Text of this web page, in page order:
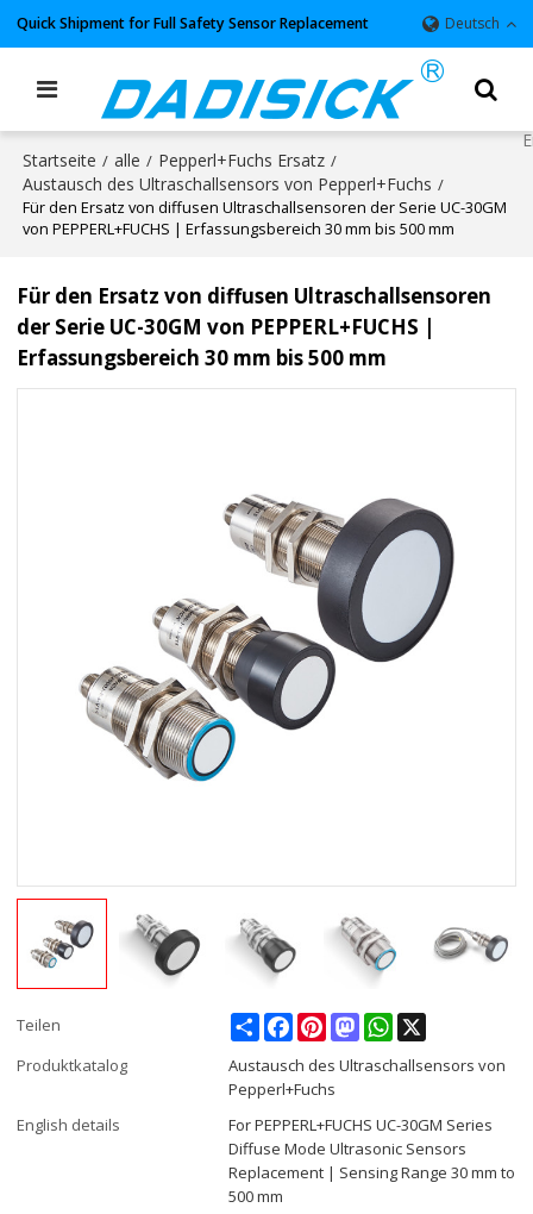
Quick Shipment for Full Safety Sensor Replacement Deutsch
Startseite / alle / Pepperl+Fuchs Ersatz /
Austausch des Ultraschallsensors von Pepperl+Fuchs /
Für den Ersatz von diffusen Ultraschallsensoren der Serie UC-30GM
von PEPPERL+FUCHS | Erfassungsbereich 30 mm bis 500 mm
Für den Ersatz von diffusen Ultraschallsensoren
der Serie UC-30GM von PEPPERL+FUCHS |
Erfassungsbereich 30 mm bis 500 mm
Teilen ShareFacebookPinterestMastodonWhatsApp
Produktkatalog
Austausch des Ultraschallsensors von
Pepperl+Fuchs
English details
For PEPPERL+FUCHS UC-30GM Series
Diffuse Mode Ultrasonic Sensors
Replacement | Sensing Range 30 mm to
500 mm